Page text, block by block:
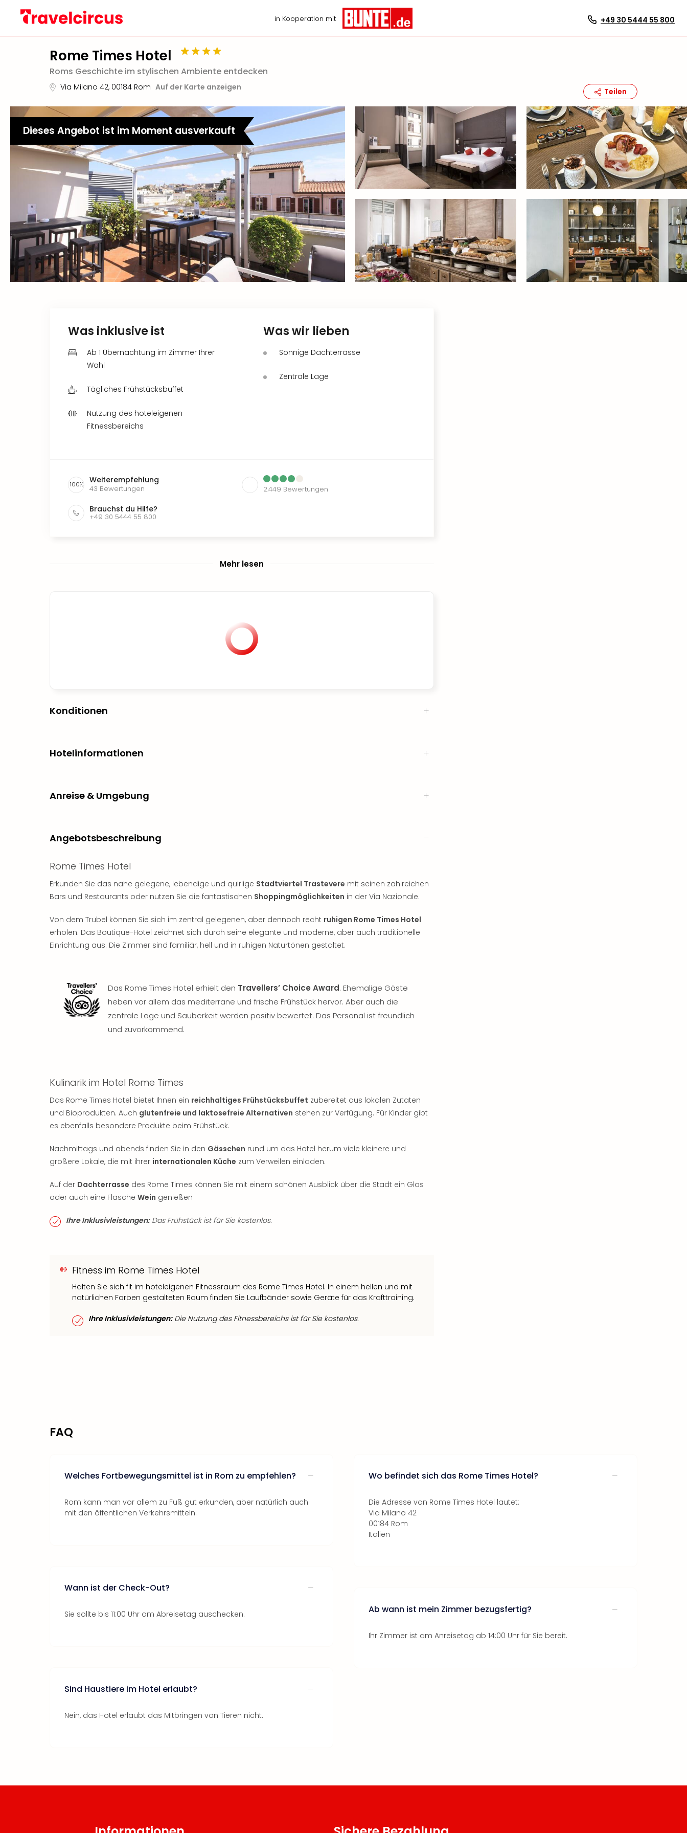
in Kooperation mit +49 30 5444 55 800
Rome Times Hotel
Roms Geschichte im stylischen Ambiente entdecken
Via Milano 42, 00184 Rom Auf der Karte anzeigen Teilen
Dieses Angebot ist im Moment ausverkauft
Was inklusive ist
Ab 1 Übernachtung im Zimmer Ihrer
Wahl
Tägliches Frühstücksbuffet
Nutzung des hoteleigenen
Fitnessbereichs
Was wir lieben
Sonnige Dachterrasse
Zentrale Lage
100% Weiterempfehlung
43 Bewertungen 2.449 Bewertungen
Brauchst du Hilfe?
+49 30 5444 55 800
Mehr lesen
Konditionen
Hotelinformationen
Anreise & Umgebung
Angebotsbeschreibung
Rome Times Hotel
Erkunden Sie das nahe gelegene, lebendige und quirlige Stadtviertel Trastevere mit seinen zahlreichen
Bars und Restaurants oder nutzen Sie die fantastischen Shoppingmöglichkeiten in der Via Nazionale.
Von dem Trubel können Sie sich im zentral gelegenen, aber dennoch recht ruhigen Rome Times Hotel
erholen. Das Boutique-Hotel zeichnet sich durch seine elegante und moderne, aber auch traditionelle
Einrichtung aus. Die Zimmer sind familiär, hell und in ruhigen Naturtönen gestaltet.
Das Rome Times Hotel erhielt den Travellers’ Choice Award. Ehemalige Gäste
heben vor allem das mediterrane und frische Frühstück hervor. Aber auch die
zentrale Lage und Sauberkeit werden positiv bewertet. Das Personal ist freundlich
und zuvorkommend.
Kulinarik im Hotel Rome Times
Das Rome Times Hotel bietet Ihnen ein reichhaltiges Frühstücksbuffet zubereitet aus lokalen Zutaten
und Bioprodukten. Auch glutenfreie und laktosefreie Alternativen stehen zur Verfügung. Für Kinder gibt
es ebenfalls besondere Produkte beim Frühstück.
Nachmittags und abends finden Sie in den Gässchen rund um das Hotel herum viele kleinere und
größere Lokale, die mit ihrer internationalen Küche zum Verweilen einladen.
Auf der Dachterrasse des Rome Times können Sie mit einem schönen Ausblick über die Stadt ein Glas
oder auch eine Flasche Wein genießen
Ihre Inklusivleistungen:Das Frühstück ist für Sie kostenlos.
Fitness im Rome Times Hotel
Halten Sie sich fit im hoteleigenen Fitnessraum des Rome Times Hotel. In einem hellen und mit
natürlichen Farben gestalteten Raum finden Sie Laufbänder sowie Geräte für das Krafttraining.
Ihre Inklusivleistungen:Die Nutzung des Fitnessbereichs ist für Sie kostenlos.
FAQ
Welches Fortbewegungsmittel ist in Rom zu empfehlen?
Rom kann man vor allem zu Fuß gut erkunden, aber natürlich auch
mit den öffentlichen Verkehrsmitteln.
Wann ist der Check-Out?
Sie sollte bis 11:00 Uhr am Abreisetag auschecken.
Sind Haustiere im Hotel erlaubt?
Nein, das Hotel erlaubt das Mitbringen von Tieren nicht.
Wo befindet sich das Rome Times Hotel?
Die Adresse von Rome Times Hotel lautet:
Via Milano 42
00184 Rom
Italien
Ab wann ist mein Zimmer bezugsfertig?
Ihr Zimmer ist am Anreisetag ab 14:00 Uhr für Sie bereit.